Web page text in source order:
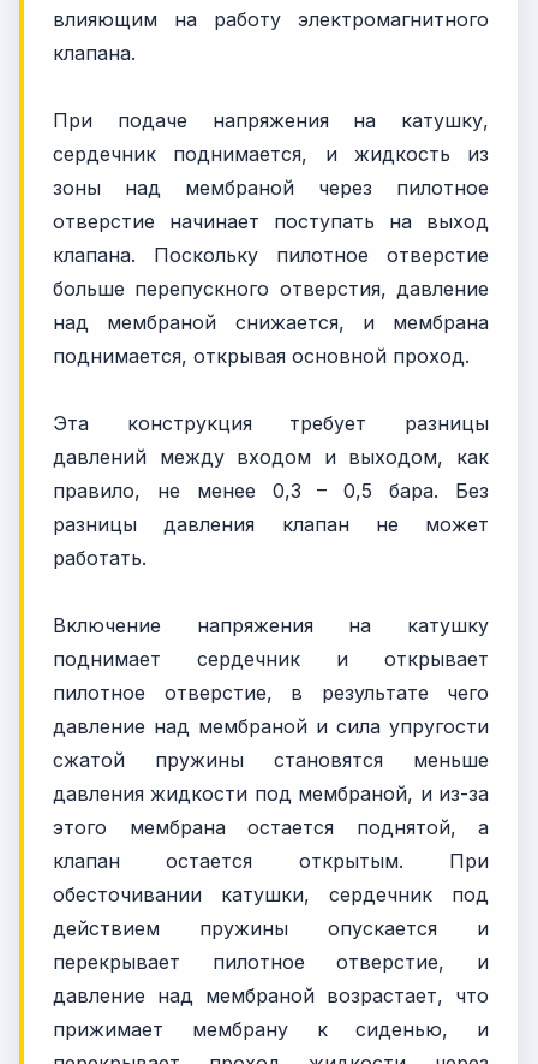
влияющим на работу электромагнитного
клапана.
При подаче напряжения на катушку,
сердечник поднимается, и жидкость из
зоны над мембраной через пилотное
отверстие начинает поступать на выход
клапана. Поскольку пилотное отверстие
больше перепускного отверстия, давление
над мембраной снижается, и мембрана
поднимается, открывая основной проход.
Эта конструкция требует разницы
давлений между входом и выходом, как
правило, не менее 0,3 – 0,5 бара. Без
разницы давления клапан не может
работать.
Включение напряжения на катушку
поднимает сердечник и открывает
пилотное отверстие, в результате чего
давление над мембраной и сила упругости
сжатой пружины становятся меньше
давления жидкости под мембраной, и из-за
этого мембрана остается поднятой, а
клапан остается открытым. При
обесточивании катушки, сердечник под
действием пружины опускается и
перекрывает пилотное отверстие, и
давление над мембраной возрастает, что
прижимает мембрану к сиденью, и